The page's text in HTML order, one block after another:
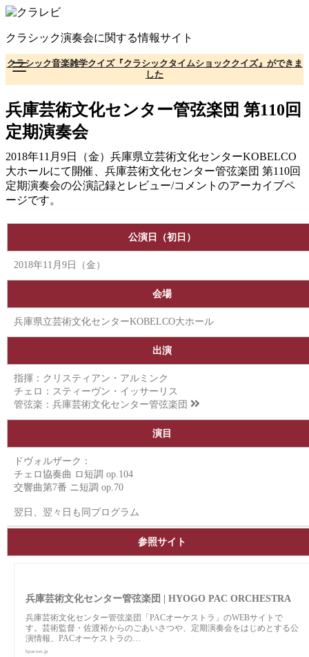
コ
テ
ン
ツ
へ
動
クラシック演奏会に関する情報サイト
クラシック音楽雑学クイズ『クラシックタイムショッククイズ』ができま
した
兵庫芸術文化センター管弦楽団 第110回
定期演奏会
2018年11月9日（金）兵庫県立芸術文化センターKOBELCO
大ホールにて開催、兵庫芸術文化センター管弦楽団 第110回
定期演奏会の公演記録とレビュー/コメントのアーカイブペ
ージです。
公演日（初日）
2018年11月9日（金）
会場
兵庫県立芸術文化センターKOBELCO大ホール
出演
指揮：クリスティアン・アルミンク
チェロ：スティーヴン・イッサーリス
管弦楽： 兵庫芸術文化センター管弦楽団
演目
ドヴォルザーク：
チェロ協奏曲 ロ短調 op.104
交響曲第7番 ニ短調 op.70
翌日、翌々日も同プログラム
参照サイト
兵庫芸術文化センター管弦楽団 | HYOGO PAC ORCHESTRA
兵庫芸術文化センター管弦楽団「PACオーケストラ」のWEBサイトで
す。芸術監督・佐渡裕からのごあいさつや、定期演奏会をはじめとする公
演情報、PACオーケストラの…
hpac-orc.jp